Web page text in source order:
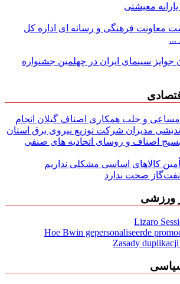
معیشتی
معاونت فرهنگی و رسانه ای اداره کل
...
جوایز سینمای ایران در چهلمین جشنواره
و جلب همکاری اصناف گیلان انجام
مدیران شركت توزیع نیروی برق استان
بسیج اصناف و روسای اتحادیه های صنفی
کالاهای اساسی مشکلی نداریم
صحت ندارد
ورزشی
Lizaro
Hoe Bwin gepersonaliseerde
Zasady